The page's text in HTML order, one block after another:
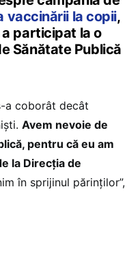
vaccinării la copii,
a participat la o
Sănătate Publică
a coborât decât
Avem nevoie de
pentru că eu am
la Direcția de
în sprijinul părinților”,